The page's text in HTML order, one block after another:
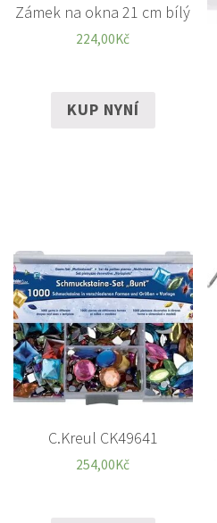
Zámek na okna 21 cm bílý
224,00Kč
KUP NYNÍ
C.Kreul CK49641
254,00Kč